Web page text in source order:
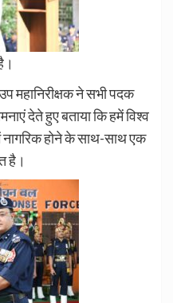
महानिरीक्षक ने सभी पदक
देते हुए बताया कि हमें विश्व
होने के साथ-साथ एक
है।